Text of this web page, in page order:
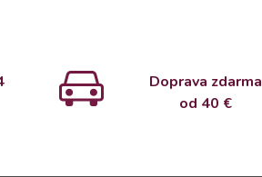
Doprava zdarma
od 40 €